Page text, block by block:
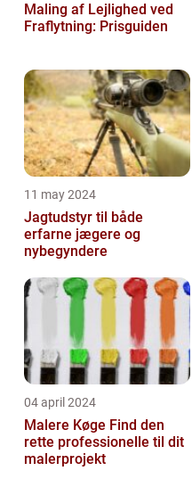
Maling af Lejlighed ved
Fraflytning: Prisguiden
11 may 2024
Jagtudstyr til både
erfarne jægere og
nybegyndere
04 april 2024
Malere Køge Find den
rette professionelle til dit
malerprojekt